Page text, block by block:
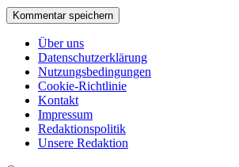
Über uns
Datenschutzerklärung
Nutzungsbedingungen
Cookie-Richtlinie
Kontakt
Impressum
Redaktionspolitik
Unsere Redaktion